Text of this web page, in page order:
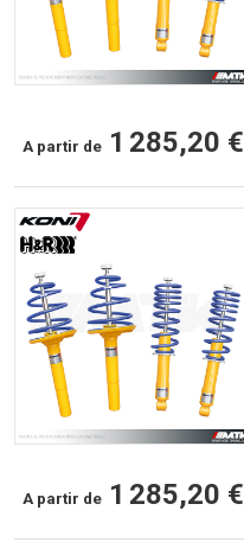
A partir de 1 285,20 €
A partir de 1 285,20 €